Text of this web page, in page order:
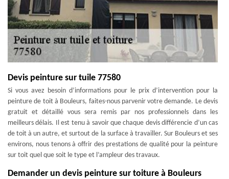
Devis peinture sur tuile 77580
Si vous avez besoin d’informations pour le prix d’intervention pour la
peinture de toit à Bouleurs, faites-nous parvenir votre demande. Le devis
gratuit et détaillé vous sera remis par nos professionnels dans les
meilleurs délais. Il est tenu à savoir que chaque devis différencie d’un cas
de toit à un autre, et surtout de la surface à travailler. Sur Bouleurs et ses
environs, nous tenons à offrir des prestations de qualité pour la peinture
sur toit quel que soit le type et l’ampleur des travaux.
Demander un devis peinture sur toiture à Bouleurs